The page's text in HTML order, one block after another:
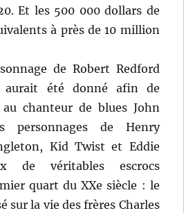
Et les 500 000 dollars de
à près de 10 million
de Robert Redford
aurait été donné afin de
chanteur de blues John
personnages de Henry
Kid Twist et Eddie
de véritables escrocs
quart du XXe siècle : le
sur la vie des frères Charles